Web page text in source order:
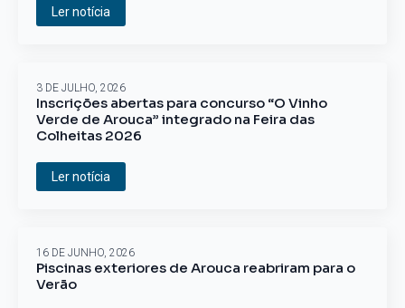
Ler notícia
Inscrições abertas para concurso “O Vinho
Verde de Arouca” integrado na Feira das
Colheitas 2026
3 DE JULHO, 2026
Ler notícia
Piscinas exteriores de Arouca reabriram para o
Verão
16 DE JUNHO, 2026